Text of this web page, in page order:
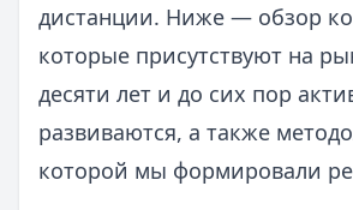
дистанции. Ниже — обзор
которые присутствуют на
десяти лет и до сих пор
развиваются, а также
которой мы формировали